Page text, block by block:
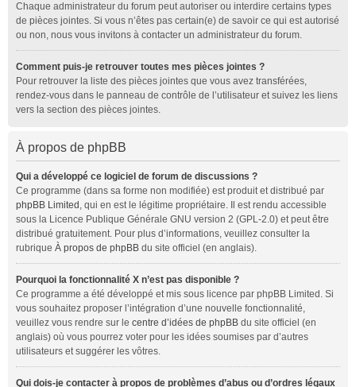
Chaque administrateur du forum peut autoriser ou interdire certains types
de pièces jointes. Si vous n’êtes pas certain(e) de savoir ce qui est autorisé
ou non, nous vous invitons à contacter un administrateur du forum.
Comment puis-je retrouver toutes mes pièces jointes ?
Pour retrouver la liste des pièces jointes que vous avez transférées,
rendez-vous dans le panneau de contrôle de l’utilisateur et suivez les liens
vers la section des pièces jointes.
À propos de phpBB
Qui a développé ce logiciel de forum de discussions ?
Ce programme (dans sa forme non modifiée) est produit et distribué par
phpBB Limited , qui en est le légitime propriétaire. Il est rendu accessible
sous la Licence Publique Générale GNU version 2 (GPL-2.0) et peut être
distribué gratuitement. Pour plus d’informations, veuillez consulter la
rubrique À propos de phpBB du site officiel (en anglais).
Pourquoi la fonctionnalité X n’est pas disponible ?
Ce programme a été développé et mis sous licence par phpBB Limited. Si
vous souhaitez proposer l’intégration d’une nouvelle fonctionnalité,
veuillez vous rendre sur le centre d’idées de phpBB du site officiel (en
anglais) où vous pourrez voter pour les idées soumises par d’autres
utilisateurs et suggérer les vôtres.
Qui dois-je contacter à propos de problèmes d’abus ou d’ordres légaux